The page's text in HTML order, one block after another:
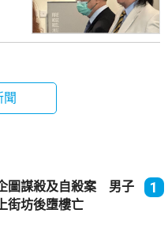
聞
圖謀殺及自殺案 男子
街坊後墮樓亡
1